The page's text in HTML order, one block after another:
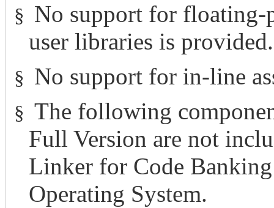
§ No support for floating-
user libraries is provided.
§ No support for in-line
§ The following
Full Version are not
Linker for Code
Operating System.